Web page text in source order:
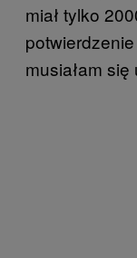
miał tylko
musiałam